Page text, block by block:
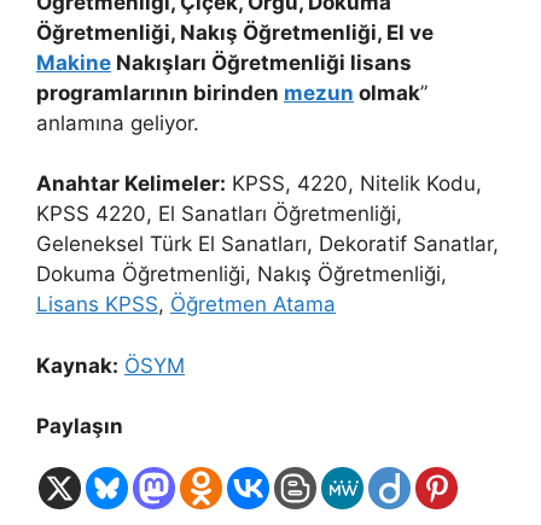
Öğretmenliği, Nakış Öğretmenliği, El ve
Makine Nakışları Öğretmenliği lisans
programlarının birinden mezun olmak”
anlamına geliyor.
Anahtar Kelimeler: KPSS, 4220, Nitelik Kodu,
KPSS 4220, El Sanatları Öğretmenliği,
Geleneksel Türk El Sanatları, Dekoratif Sanatlar,
Dokuma Öğretmenliği, Nakış Öğretmenliği,
Lisans KPSS, Öğretmen Atama
Kaynak: ÖSYM
Paylaşın